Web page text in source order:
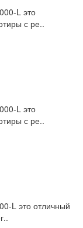
L это
с ре..
L это
с ре..
L это отличный